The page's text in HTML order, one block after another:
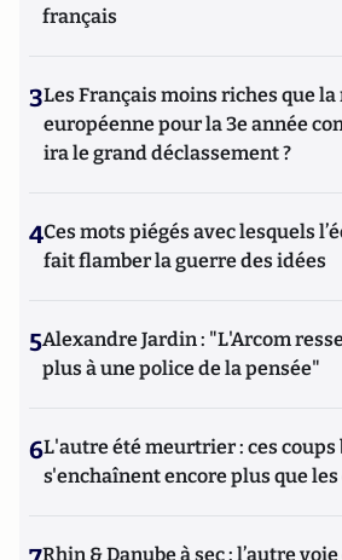
français
3Les Français moins riches que
européenne pour la 3e année
ira le grand déclassement ?
4Ces mots piégés avec lesquels
fait flamber la guerre des idées
5Alexandre Jardin : "L'Arcom
plus à une police de la pensée"
6L'autre été meurtrier : ces
s'enchaînent encore plus que
Rhin & Danube à sec : l’autre